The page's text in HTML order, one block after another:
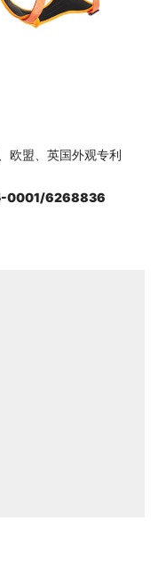
欧盟、英国外观专利
0001/6268836